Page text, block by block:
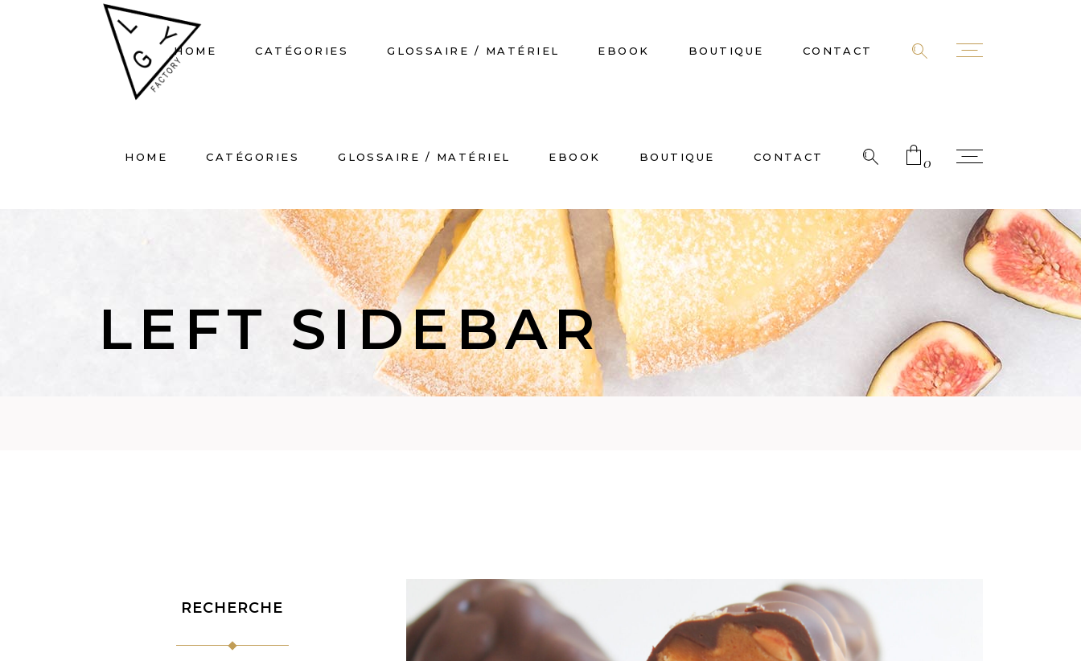
HOME CATÉGORIES GLOSSAIRE / MATÉRIEL EBOOK BOUTIQUE CONTACT 0
No products in the cart.
HOME CATÉGORIES GLOSSAIRE / MATÉRIEL EBOOK BOUTIQUE CONTACT
LEFT SIDEBAR
RECHERCHE